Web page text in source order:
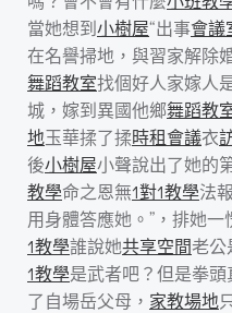
當她想到小樹屋“出事會議
在名譽掃地，與習家解除
舞蹈教室找個好人家嫁人
城，嫁到異國他鄉舞蹈教
地玉華揉了揉時租會議衣
後小樹屋小聲說出了她的
教學命之恩無1對1教學法
用身體答應她。”，排她
1教學誰說她共享空間老公
1教學是武者吧？但是拳
了自場岳父母， 家教場地